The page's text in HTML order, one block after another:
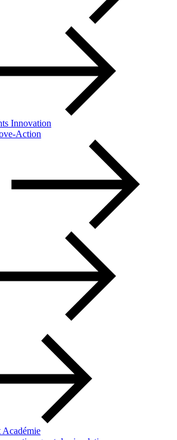
Innovation
Action
Académie